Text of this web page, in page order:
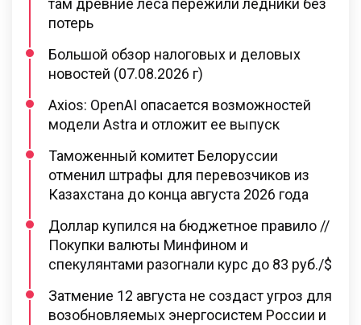
там древние леса пережили ледники без
потерь
Большой обзор налоговых и деловых
новостей (07.08.2026 г)
Axios: OpenAI опасается возможностей
модели Astra и отложит ее выпуск
Таможенный комитет Белоруссии
отменил штрафы для перевозчиков из
Казахстана до конца августа 2026 года
Доллар купился на бюджетное правило //
Покупки валюты Минфином и
спекулянтами разогнали курс до 83 руб./$
Затмение 12 августа не создаст угроз для
возобновляемых энергосистем России и